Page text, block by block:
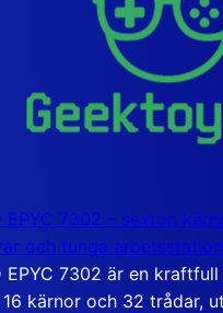
EPYC 7302 – sexton
och tunga
EPYC 7302 är en
kärnor och 32 trådar,